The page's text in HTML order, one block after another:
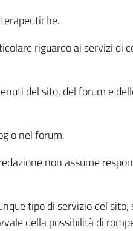
riguardo ai servizi di
del sito, del forum e
o nel forum.
non assume
tipo di servizio del sito,
della possibilità di